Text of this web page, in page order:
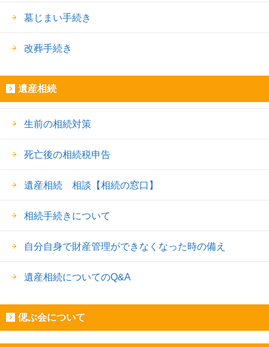
墓じまい手続き
改葬手続き
遺産相続
生前の相続対策
死亡後の相続税申告
遺産相続 相談【相続の窓口】
相続手続きについて
自分自身で財産管理ができなくなった時の備え
遺産相続についてのQ&A
偲ぶ会について